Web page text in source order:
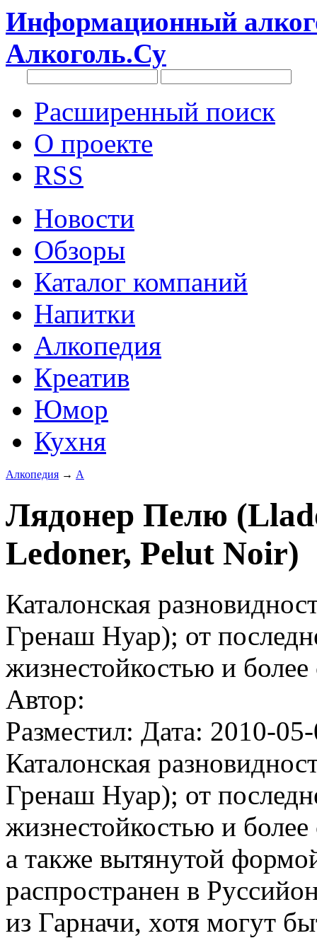
Информационный
Алкоголь.Су
Расширенный поиск
О проекте
RSS
Новости
Обзоры
Каталог компаний
Напитки
Алкопедия
Креатив
Юмор
Кухня
Алкопедия → А
Лядонер Пелю
Ledoner, Pelut Noir)
Каталонская
Гренаш Нуар); от
жизнестойкостью и
Автор:
Разместил: Дата: 2010-
Каталонская
Гренаш Нуар); от
жизнестойкостью и
а также вытянутой
распространен в
из Гарначи, хотя могут